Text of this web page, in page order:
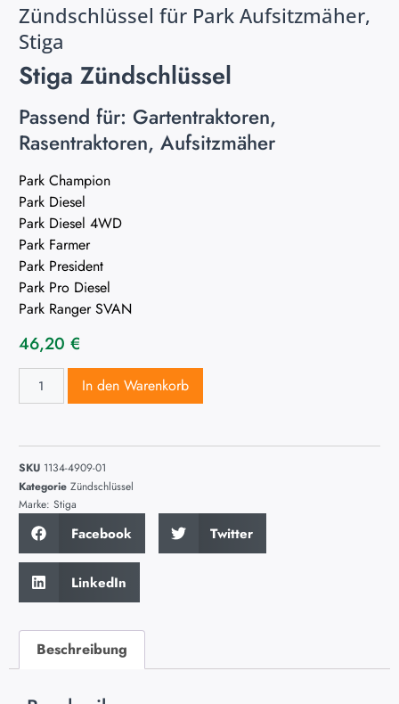
Zündschlüssel für Park Aufsitzmäher,
Stiga
Stiga Zündschlüssel
Passend für: Gartentraktoren,
Rasentraktoren, Aufsitzmäher
Park Champion
Park Diesel
Park Diesel 4WD
Park Farmer
Park President
Park Pro Diesel
Park Ranger SVAN
46,20 €
In den Warenkorb
SKU 1134-4909-01
Kategorie Zündschlüssel
Marke: Stiga
Facebook Twitter
LinkedIn
Beschreibung